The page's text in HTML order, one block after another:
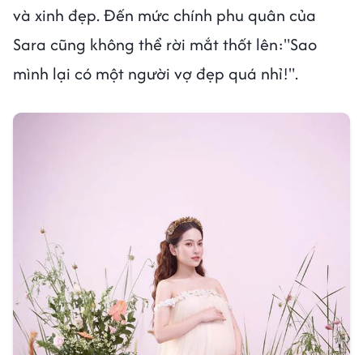
và xinh đẹp. Đến mức chính phu quân của
Sara cũng không thể rời mắt thốt lên:"Sao
mình lại có một người vợ đẹp quá nhỉ!".